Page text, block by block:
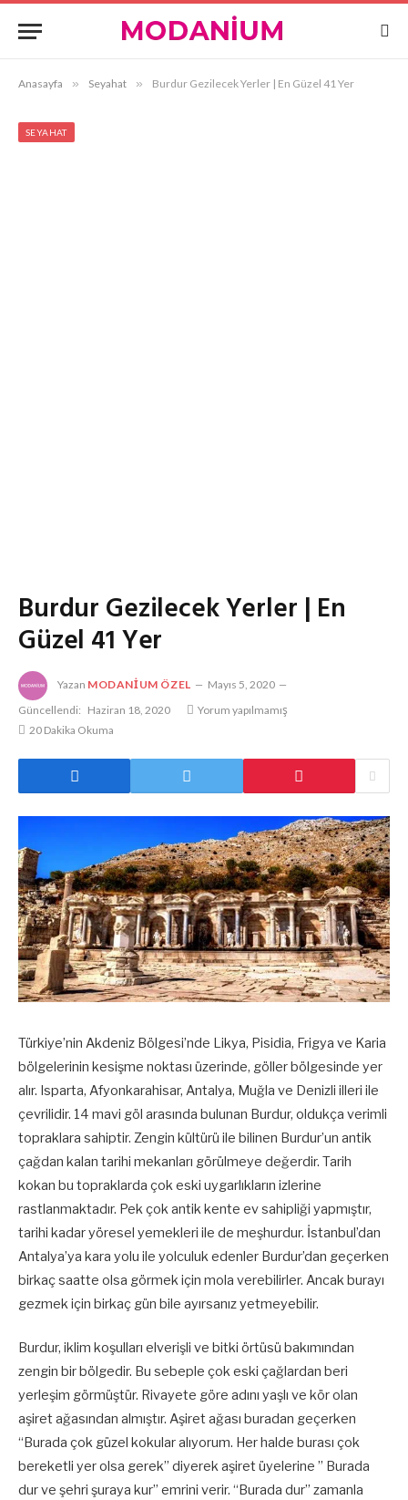
Anasayfa » Seyahat » Burdur Gezilecek Yerler | En Güzel 41 Yer
SEYAHAT
Burdur Gezilecek Yerler | En
Güzel 41 Yer
Yazan MODANIUM ÖZEL
Mayıs 5, 2020
Güncellendi: Haziran 18, 2020
Yorum yapılmamış
20 Dakika Okuma
Türkiye’nin Akdeniz Bölgesi’nde Likya, Pisidia, Frigya ve Karia
bölgelerinin kesişme noktası üzerinde, göller bölgesinde yer
alır. Isparta, Afyonkarahisar, Antalya, Muğla ve Denizli illeri ile
çevrilidir. 14 mavi göl arasında bulunan Burdur, oldukça verimli
topraklara sahiptir. Zengin kültürü ile bilinen Burdur’un antik
çağdan kalan tarihi mekanları görülmeye değerdir. Tarih
kokan bu topraklarda çok eski uygarlıkların izlerine
rastlanmaktadır. Pek çok antik kente ev sahipliği yapmıştır,
tarihi kadar yöresel yemekleri ile de meşhurdur. İstanbul’dan
Antalya’ya kara yolu ile yolculuk edenler Burdur’dan geçerken
birkaç saatte olsa görmek için mola verebilirler. Ancak burayı
gezmek için birkaç gün bile ayırsanız yetmeyebilir.
Burdur, iklim koşulları elverişli ve bitki örtüsü bakımından
zengin bir bölgedir. Bu sebeple çok eski çağlardan beri
yerleşim görmüştür. Rivayete göre adını yaşlı ve kör olan
aşiret ağasından almıştır. Aşiret ağası buradan geçerken
“Burada çok güzel kokular alıyorum. Her halde burası çok
bereketli yer olsa gerek” diyerek aşiret üyelerine ” Burada
dur ve şehri şuraya kur” emrini verir. “Burada dur” zamanla